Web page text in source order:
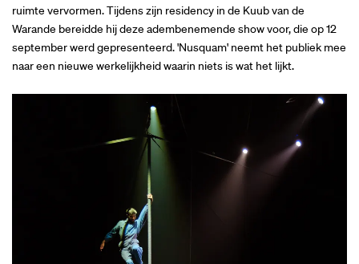
ruimte vervormen. Tijdens zijn residency in de Kuub van de
Warande bereidde hij deze adembenemende show voor, die op 12
september werd gepresenteerd. 'Nusquam' neemt het publiek mee
naar een nieuwe werkelijkheid waarin niets is wat het lijkt.